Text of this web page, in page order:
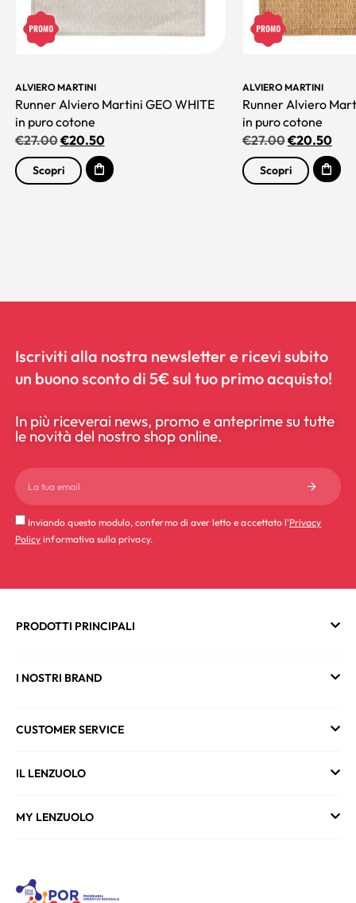
ALVIERO MARTINI
Runner Alviero Martini GEO WHITE
in puro cotone
€27.00€20.50
Scopri
ALVIERO MARTINI
Runner Alviero
in puro cotone
€27.00€20.50
Scopri
Iscriviti alla nostra newsletter e ricevi subito
un buono sconto di 5€ sul tuo primo acquisto!
In più riceverai news, promo e anteprime su tutte
le novità del nostro shop online.
Inviando questo modulo, confermo di aver letto e accettato l'Privacy
Policy informativa sulla privacy.
PRODOTTI PRINCIPALI
I NOSTRI BRAND
CUSTOMER SERVICE
IL LENZUOLO
MY LENZUOLO